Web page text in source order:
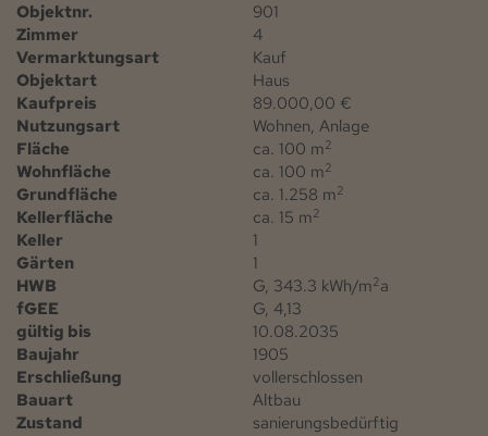
Objektnr.
901
Zimmer
4
Vermarktungsart
Kauf
Objektart
Haus
Kaufpreis
89.000,00 €
Nutzungsart
Wohnen Anlage
Fläche
ca. 100 m2
Wohnfläche ca. 100 m2
Grundfläche ca. 1.258 m2
Kellerfläche ca. 15 m2
Keller
1
Gärten
1
HWB
G, 343.3 kWh/m2a
fGEE
G, 4,13
gültig bis
10.08.2035
Baujahr
1905
Erschließung
vollerschlossen
Bauart
Altbau
Zustand
sanierungsbedürftig